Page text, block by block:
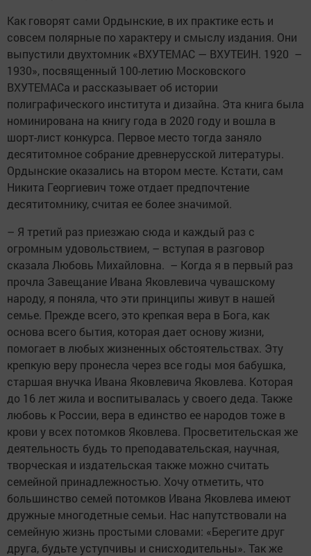
Как говорят сами Ордынские, в их практике есть и
совсем полярные по характеру и смыслу издания. Они
выпустили двухтомник «ВХУТЕМАС — ВХУТЕИН. 1920 –
1930», посвященный 100-летию Московского
ВХУТЕМАСа и рассказывает об истории
полиграфического института и дизайна. Эта книга была
номинирована на книгу года в 2020 году и вошла в
шорт-лист конкурса. Первое место тогда заняло
десятитомное собрание древнерусской литературы.
Ордынские оказались на втором месте. Кстати, сам
Никита Георгиевич тоже отдает предпочтение
десятитомнику, считая ее более значимой.
– Я третий раз приезжаю сюда и каждый раз с
огромным удовольствием, – вступая в разговор
сказала Любовь Михайловна. – Когда я в первый раз
прочла Завещание Ивана Яковлевича чувашскому
народу, я поняла, что эти принципы живут в нашей
семье. Прежде всего, это крепкая вера в Бога, как
основа всего бытия, которая дает основу жизни,
помогает в любых жизненных обстоятельствах. Эту
крепкую веру пронесла через все годы моя бабушка,
старшая внучка Ивана Яковлевича Яковлева. Которая
до 16 лет жила и воспитывалась у своего деда. Также
любовь к России, вера в единство ее народов тоже в
крови у всех потомков Яковлева. Просветительская же
деятельность будь то преподавательская, научная,
творческая и издательская также можно считать
семейной принадлежностью. Хочу отметить, что
большинство семей потомков Ивана Яковлева имеют
дружные многодетные семьи. Нас напутствовали на
семейную жизнь простыми словами: «Берегите друг
друга, будьте уступчивы и снисходительны». Так же